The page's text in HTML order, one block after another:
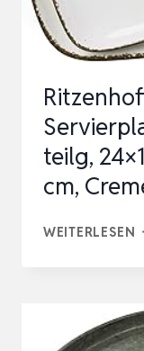
teilg,
cm,
WEITERLESEN